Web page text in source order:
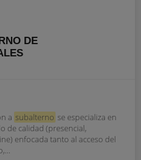
DE
a subalterno se especializa en
de calidad (presencial,
enfocada tanto al acceso del